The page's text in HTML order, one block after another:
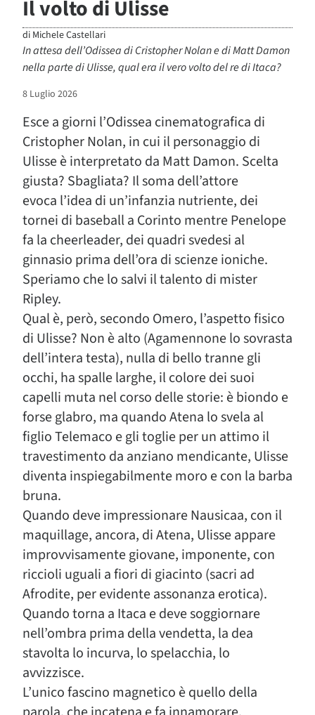
Il volto di Ulisse
di Michele Castellari
In attesa dell’Odissea di Cristopher Nolan e di Matt Damon
nella parte di Ulisse, qual era il vero volto del re di Itaca?
8 Luglio 2026
Esce a giorni l’Odissea cinematografica di
Cristopher Nolan, in cui il personaggio di
Ulisse è interpretato da Matt Damon. Scelta
giusta? Sbagliata? Il soma dell’attore
evoca l’idea di un’infanzia nutriente, dei
tornei di baseball a Corinto mentre Penelope
fa la cheerleader, dei quadri svedesi al
ginnasio prima dell’ora di scienze ioniche.
Speriamo che lo salvi il talento di mister
Ripley.
Qual è, però, secondo Omero, l’aspetto fisico
di Ulisse? Non è alto (Agamennone lo sovrasta
dell’intera testa), nulla di bello tranne gli
occhi, ha spalle larghe, il colore dei suoi
capelli muta nel corso delle storie: è biondo e
forse glabro, ma quando Atena lo svela al
figlio Telemaco e gli toglie per un attimo il
travestimento da anziano mendicante, Ulisse
diventa inspiegabilmente moro e con la barba
bruna.
Quando deve impressionare Nausicaa, con il
maquillage, ancora, di Atena, Ulisse appare
improvvisamente giovane, imponente, con
riccioli uguali a fiori di giacinto (sacri ad
Afrodite, per evidente assonanza erotica).
Quando torna a Itaca e deve soggiornare
nell’ombra prima della vendetta, la dea
stavolta lo incurva, lo spelacchia, lo
avvizzisce.
L’unico fascino magnetico è quello della